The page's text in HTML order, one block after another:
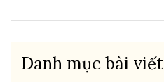
Danh mục bài viết